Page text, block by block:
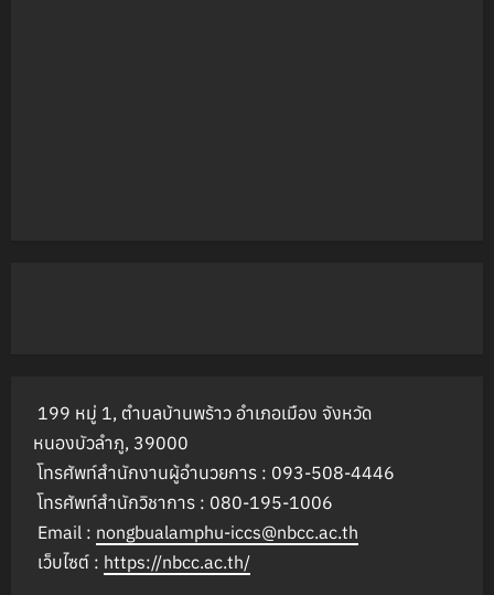
199 หมู่ 1, ตำบลบ้านพร้าว อำเภอเมือง จังหวัด
หนองบัวลำภู, 39000
โทรศัพท์สำนักงานผู้อำนวยการ : 093-508-4446
โทรศัพท์สำนักวิชาการ : 080-195-1006
Email : nongbualamphu-iccs@nbcc.ac.th
เว็บไซต์ : https://nbcc.ac.th/